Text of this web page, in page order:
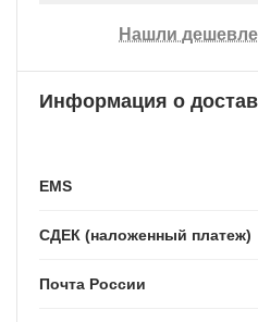
Нашли
Информация о
EMS
СДЕК (наложенный платеж)
Почта России